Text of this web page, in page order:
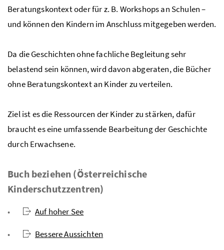
Beratungskontext oder fürz. B. Workshops an Schulen –
und können den Kindern im Anschluss mitgegeben werden.
Da die Geschichten ohne fachliche Begleitung sehr
belastend sein können, wird davon abgeraten, die Bücher
ohne Beratungskontext an Kinder zu verteilen.
Ziel ist es die Ressourcen der Kinder zu stärken, dafür
braucht es eine umfassende Bearbeitung der Geschichte
durch Erwachsene.
Buch beziehen (Österreichische
Kinderschutzzentren)
Auf hoher See
Bessere Aussichten